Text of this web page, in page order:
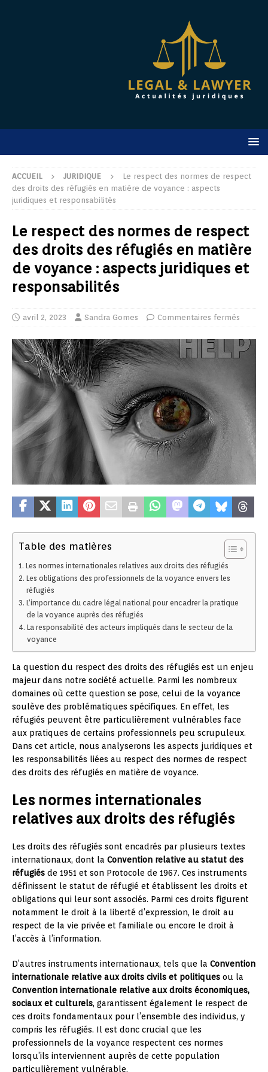
ACCUEIL JURIDIQUE
Le respect des normes de respect
des droits des réfugiés en matière de voyance : aspects
juridiques et responsabilités
Le respect des normes de respect
des droits des réfugiés en matière
de voyance : aspects juridiques et
responsabilités
avril 2, 2023 Sandra Gomes Commentaires fermés
Table des matières
Les normes internationales relatives aux droits des réfugiés
Les obligations des professionnels de la voyance envers les
réfugiés
L’importance du cadre légal national pour encadrer la pratique
de la voyance auprès des réfugiés
La responsabilité des acteurs impliqués dans le secteur de la
voyance
La question du respect des droits des réfugiés est un enjeu
majeur dans notre société actuelle. Parmi les nombreux
domaines où cette question se pose, celui de la voyance
soulève des problématiques spécifiques. En effet, les
réfugiés peuvent être particulièrement vulnérables face
aux pratiques de certains professionnels peu scrupuleux.
Dans cet article, nous analyserons les aspects juridiques et
les responsabilités liées au respect des normes de respect
des droits des réfugiés en matière de voyance.
Les normes internationales
relatives aux droits des réfugiés
Les droits des réfugiés sont encadrés par plusieurs textes
internationaux, dont la Convention relative au statut des
réfugiés de 1951 et son Protocole de 1967. Ces instruments
définissent le statut de réfugié et établissent les droits et
obligations qui leur sont associés. Parmi ces droits figurent
notamment le droit à la liberté d’expression, le droit au
respect de la vie privée et familiale ou encore le droit à
l’accès à l’information.
D’autres instruments internationaux, tels que la Convention
internationale relative aux droits civils et politiques ou la
Convention internationale relative aux droits économiques,
sociaux et culturels, garantissent également le respect de
ces droits fondamentaux pour l’ensemble des individus, y
compris les réfugiés. Il est donc crucial que les
professionnels de la voyance respectent ces normes
lorsqu’ils interviennent auprès de cette population
particulièrement vulnérable.